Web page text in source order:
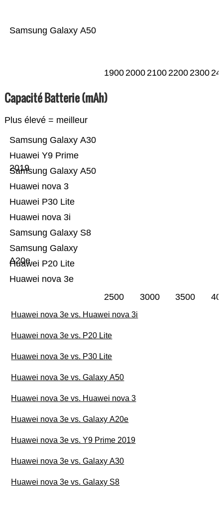
Samsung Galaxy A50
19002000210022002300
Capacité Batterie (mAh)
Plus élevé = meilleur
Huawei nova 3e
Huawei P20 Lite
Samsung Galaxy
A20e
Samsung Galaxy S8
Huawei nova 3i
Huawei P30 Lite
Huawei nova 3
Samsung Galaxy A50
Huawei Y9 Prime
2019
Samsung Galaxy A30
2500 3000 3500
Huawei nova 3e vs. Huawei nova 3i
Huawei nova 3e vs. P20 Lite
Huawei nova 3e vs. P30 Lite
Huawei nova 3e vs. Galaxy A50
Huawei nova 3e vs. Huawei nova 3
Huawei nova 3e vs. Galaxy A20e
Huawei nova 3e vs. Y9 Prime 2019
Huawei nova 3e vs. Galaxy A30
Huawei nova 3e vs. Galaxy S8